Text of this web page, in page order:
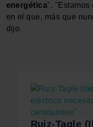
energética". "Estamos
en el que, más que
dijo.
Ruiz-Tagle